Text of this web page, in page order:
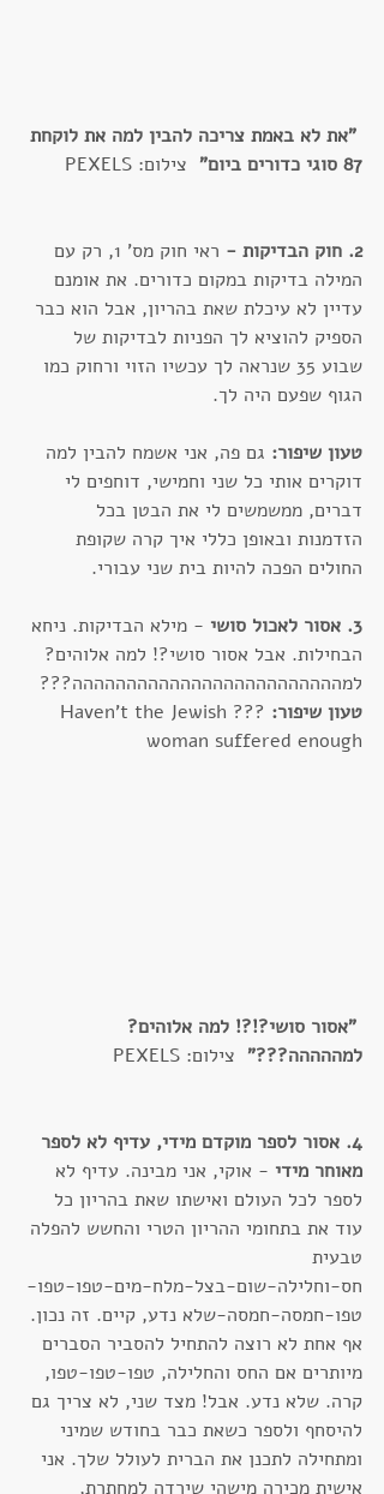
"את לא באמת צריכה להבין למה את לוקחת
87 סוגי כדורים ביום"
צילום: PEXELS
2. חוק הבדיקות -
ראי חוק מס' 1, רק עם
המילה בדיקות במקום כדורים. את אומנם
עדיין לא עיכלת שאת בהריון, אבל הוא כבר
הספיק להוציא לך הפניות לבדיקות של
שבוע 35 שנראה לך עכשיו הזוי ורחוק כמו
הגוף שפעם היה לך.
טעון שיפור: גם פה, אני אשמח להבין למה
דוקרים אותי כל שני וחמישי, דוחפים לי
דברים, ממשמשים לי את הבטן בכל
הזדמנות ובאופן כללי איך קרה שקופת
החולים הפכה להיות בית שני עבורי.
3. אסור לאכול סושי
- מילא הבדיקות. ניחא
הבחילות. אבל אסור סושי?! למה אלוהים?
למההההההההההההההההההההההההה???
טעון שיפור:
???Haven’t the Jewish
woman suffered enough
"אסור סושי?!?! למה אלוהים?
למההההה???" צילום: PEXELS
4. אסור לספר מוקדם מידי, עדיף לא לספר
מאוחר מידי - אוקי, אני מבינה. עדיף לא
לספר לכל העולם ואישתו שאת בהריון כל
עוד את בתחומי ההריון הטרי והחשש להפלה
טבעית
חס-וחלילה-שום-בצל-מלח-מים-טפו-טפו-
טפו-חמסה-חמסה-שלא נדע, קיים. זה נכון.
אף אחת לא רוצה להתחיל להסביר הסברים
מיותרים אם החס והחלילה, טפו-טפו-טפו,
קרה. שלא נדע. אבל! מצד שני, לא צריך גם
להיסחף ולספר כשאת כבר בחודש שמיני
ומתחילה לתכנן את הברית לעולל שלך. אני
אישית מכירה מישהי שירדה למחתרת,